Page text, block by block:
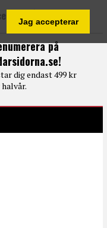
Jag accepterar
på
dig endast 499 kr